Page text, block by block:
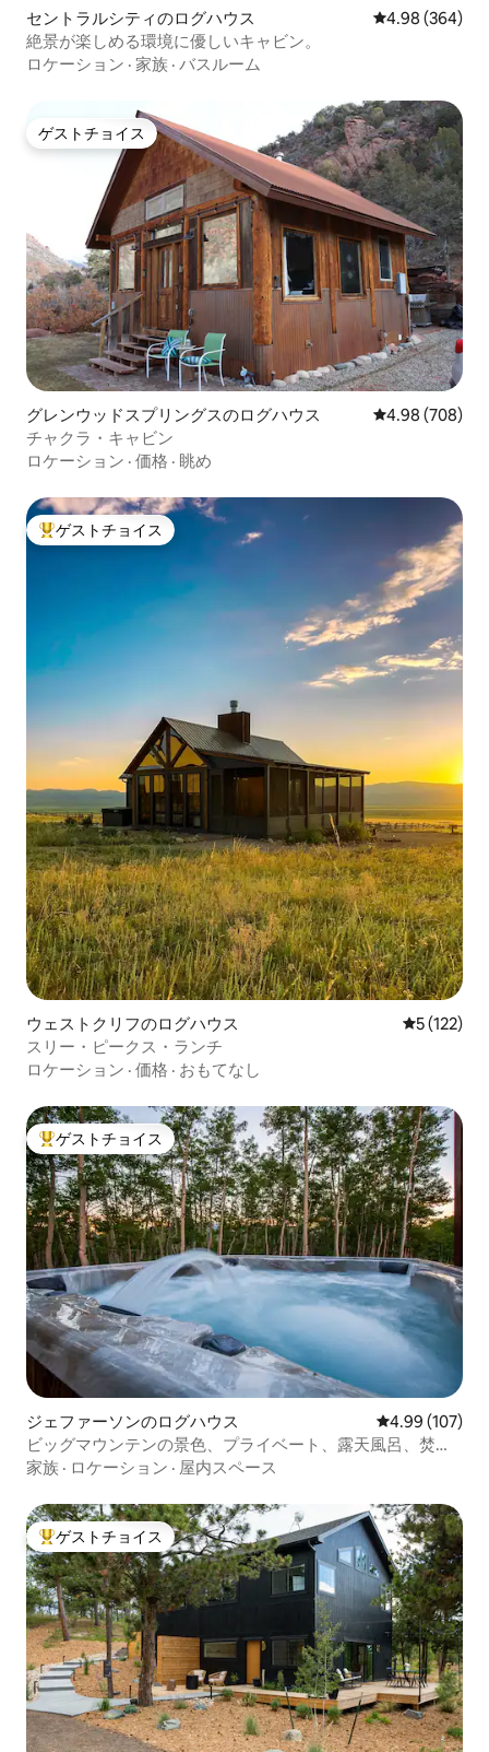
セントラルシティのログハウス レビュー364
4.98 (364)
絶景が楽しめる環境に優しいキャビン。
ロケーション · 家族 · バスルーム
ゲストチョイス
ゲストチョイス
グレンウッドスプリングスのログハウス レビュー708
4.98 (708)
チャクラ・キャビン
ロケーション · 価格 · 眺め
大好評のゲストチョイスです。
ゲストチョイス
ウェストクリフのログハウス レビュー
5 (122)
スリー・ピークス・ランチ
ロケーション · 価格 · おもてなし
大好評のゲストチョイスです。
ゲストチョイス
ジェファーソンのログハウス レビュー107
4.99 (107)
ビッグマウンテンの景色、プライベート、露天風呂、焚き
火台
家族 · ロケーション · 屋内スペース
大好評のゲストチョイスです。
ゲストチョイス